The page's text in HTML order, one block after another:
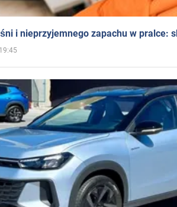
i nieprzyjemnego zapachu w pralce: